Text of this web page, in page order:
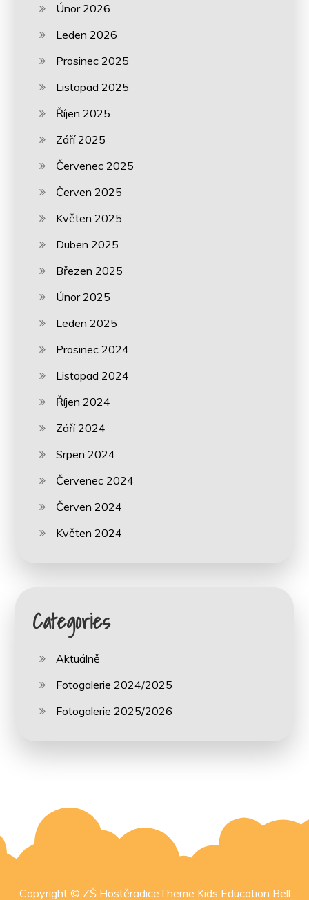
Únor 2026
Leden 2026
Prosinec 2025
Listopad 2025
Říjen 2025
Září 2025
Červenec 2025
Červen 2025
Květen 2025
Duben 2025
Březen 2025
Únor 2025
Leden 2025
Prosinec 2024
Listopad 2024
Říjen 2024
Září 2024
Srpen 2024
Červenec 2024
Červen 2024
Květen 2024
Categories
Aktuálně
Fotogalerie 2024/2025
Fotogalerie 2025/2026
Copyright © ZŠ HostěradiceTheme Kids Education Bell